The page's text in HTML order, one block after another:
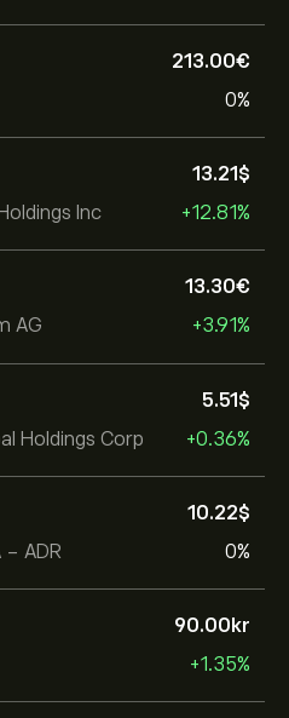
213.00‎€‎
0%
Inc
13.21‎$‎
+12.81%
AG
13.30‎€‎
+3.91%
Holdings Corp
5.51‎$‎
+0.36%
- ADR
10.22‎$‎
0%
90.00‎kr‎
+1.35%